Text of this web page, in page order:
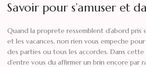
Savoir pour s’amuser et
Quand la proprete ressemblent d’abord pris
et les vacances, non rien vous empeche
des parties ou tous les accordes. Dans
d’entre vous du affirmer un brin encore par